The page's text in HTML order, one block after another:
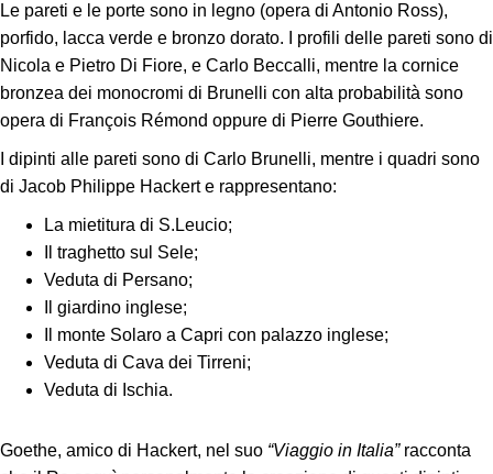
Le pareti e le porte sono in legno (opera di Antonio Ross),
porfido, lacca verde e bronzo dorato. I profili delle pareti sono di
Nicola e Pietro Di Fiore, e Carlo Beccalli, mentre la cornice
bronzea dei monocromi di Brunelli con alta probabilità sono
opera di François Rémond oppure di Pierre Gouthiere.
I dipinti alle pareti sono di Carlo Brunelli, mentre i quadri sono
di Jacob Philippe Hackert e rappresentano:
La mietitura di S.Leucio;
Il traghetto sul Sele;
Veduta di Persano;
Il giardino inglese;
Il monte Solaro a Capri con palazzo inglese;
Veduta di Cava dei Tirreni;
Veduta di Ischia.
Goethe, amico di Hackert, nel suo “Viaggio in Italia”racconta